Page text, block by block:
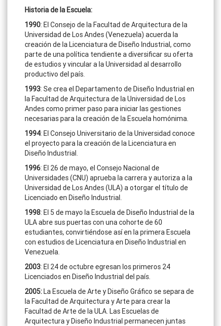
Historia de la Escuela:
1990: El Consejo de la Facultad de Arquitectura de la
Universidad de Los Andes (Venezuela) acuerda la
creación de la Licenciatura de Diseño Industrial, como
parte de una política tendiente a diversificar su oferta
de estudios y vincular a la Universidad al desarrollo
productivo del país.
1993: Se crea el Departamento de Diseño Industrial en
la Facultad de Arquitectura de la Universidad de Los
Andes como primer paso para iniciar las gestiones
necesarias para la creación de la Escuela homónima.
1994: El Consejo Universitario de la Universidad conoce
el proyecto para la creación de la Licenciatura en
Diseño Industrial.
1996: El 26 de mayo, el Consejo Nacional de
Universidades (CNU) aprueba la carrera y autoriza a la
Universidad de Los Andes (ULA) a otorgar el título de
Licenciado en Diseño Industrial.
1998: El 5 de mayo la Escuela de Diseño Industrial de la
ULA abre sus puertas con una cohorte de 60
estudiantes, convirtiéndose así en la primera Escuela
con estudios de Licenciatura en Diseño Industrial en
Venezuela.
2003: El 24 de octubre egresan los primeros 24
Licenciados en Diseño Industrial del país.
2005:La Escuela de Arte y Diseño Gráfico se separa de
la Facultad de Arquitectura y Arte para crear la
Facultad de Arte de la ULA. Las Escuelas de
Arquitectura y Diseño Industrial permanecen juntas